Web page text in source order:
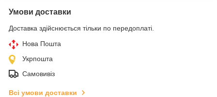
Умови доставки
Доставка здійснюється тільки по передоплаті.
Нова Пошта
Укрпошта
Самовивіз
Всі умови доставки